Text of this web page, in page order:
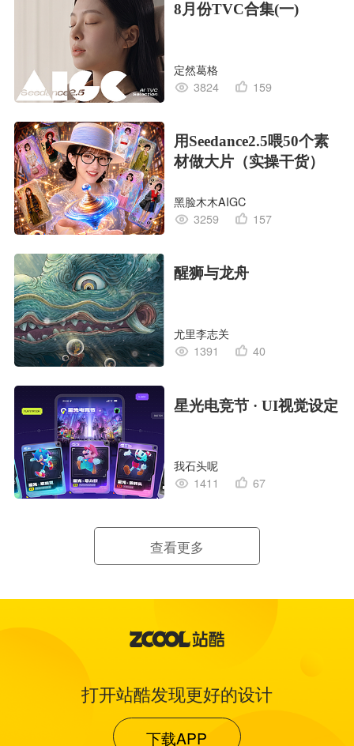
8月份TVC合集(一)
定然葛格
3824
159
用Seedance2.5喂50个素
材做大片（实操干货）
黑脸木木AIGC
3259
157
醒狮与龙舟
尤里李志关
1391
40
星光电竞节 · UI视觉设定
我石头呢
1411
67
查看更多
打开站酷发现更好的设计
下载APP